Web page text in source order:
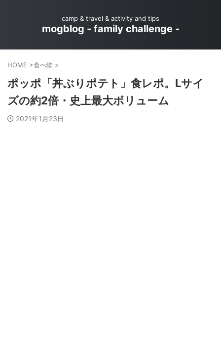
camp & travel & activity and tips
mogblog - family challenge -
HOME >食べ物 >
ポッポ「丼ぶりポテト」食レポ。Lサイ
ズの約2倍・史上最大ボリューム
2021年1月23日